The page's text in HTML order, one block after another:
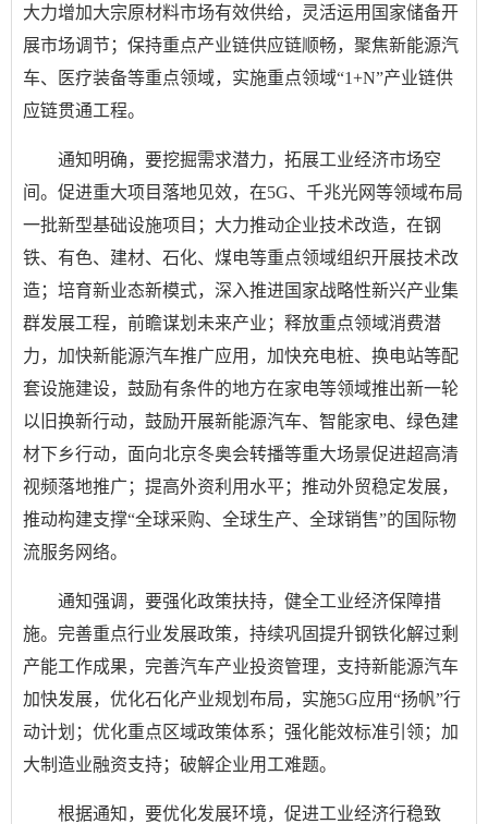
大力增加大宗原材料市场有效供给，灵活运用国家储备开
展市场调节；保持重点产业链供应链顺畅，聚焦新能源汽
车、医疗装备等重点领域，实施重点领域“1+N”产业链供
应链贯通工程。
通知明确，要挖掘需求潜力，拓展工业经济市场空
间。促进重大项目落地见效，在5G、千兆光网等领域布局
一批新型基础设施项目；大力推动企业技术改造，在钢
铁、有色、建材、石化、煤电等重点领域组织开展技术改
造；培育新业态新模式，深入推进国家战略性新兴产业集
群发展工程，前瞻谋划未来产业；释放重点领域消费潜
力，加快新能源汽车推广应用，加快充电桩、换电站等配
套设施建设，鼓励有条件的地方在家电等领域推出新一轮
以旧换新行动，鼓励开展新能源汽车、智能家电、绿色建
材下乡行动，面向北京冬奥会转播等重大场景促进超高清
视频落地推广；提高外资利用水平；推动外贸稳定发展，
推动构建支撑“全球采购、全球生产、全球销售”的国际物
流服务网络。
通知强调，要强化政策扶持，健全工业经济保障措
施。完善重点行业发展政策，持续巩固提升钢铁化解过剩
产能工作成果，完善汽车产业投资管理，支持新能源汽车
加快发展，优化石化产业规划布局，实施5G应用“扬帆”行
动计划；优化重点区域政策体系；强化能效标准引领；加
大制造业融资支持；破解企业用工难题。
根据通知，要优化发展环境，促进工业经济行稳致